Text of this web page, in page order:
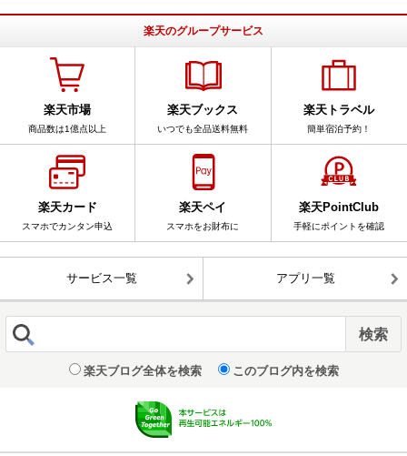
楽天のグループサービス
楽天市場
商品数は1億点以上
楽天ブックス
いつでも全品送料無料
楽天トラベル
簡単宿泊予約！
楽天カード
スマホでカンタン申込
楽天ペイ
スマホをお財布に
楽天PointClub
手軽にポイントを確認
サービス一覧 アプリ一覧
楽天ブログ全体を検索 このブログ内を検索